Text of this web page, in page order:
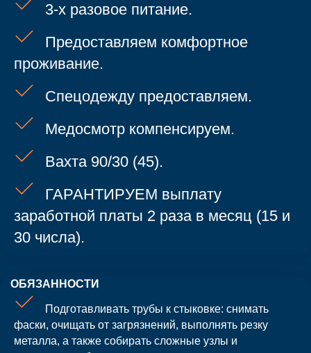
3-х разовое питание.
Предоставляем комфортное
проживание.
Спецодежду предоставляем.
Медосмотр компенсируем.
Вахта 90/30 (45).
ГАРАНТИРУЕМ выплату
заработной платы 2 раза в месяц (15 и
30 числа).
ОБЯЗАННОСТИ
Подготавливать трубы к стыковке: снимать
фаски, очищать от загрязнений, выполнять резку
металла, а также собирать сложные узлы и
Есть ли у вас
гражданство РФ?
(если нет гражданства, то вакансию предоставить
не сможем)
+7
Откликнуться на
вакансию